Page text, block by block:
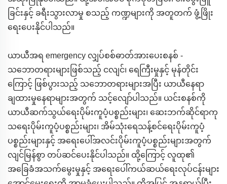
ခြင်းနှင့် ခရီးသွားလာမှု စသည့် ကဏ္ဍများကို အတူတက် ဖွံ့ဖြိုး
ရေးပေးနိုင်ပါသည်။
ယာယီအရ emergency လျှပ်စစ်ဓာတ်အားပေးစနစ် -
သဘောတရားများဖြစ်သည့် ငလျင်၊ ရေကြီးမှုနှင့် မုန်တိုင်း
ကြောင့် ဖြစ်ပွားသည့် သဘောတရားများအပြီး ယာယီနေရာ
ချထားမှုနေရာများအတွက် သင့်လျော်ပါသည်။ ယင်းစနစ်ကို
ယာယီဆက်သွယ်ရေးပိုမ်းကူပံ့ပစ္စည်းများ၊ ဆေးဘက်ဆိုင်ရာကု
သရေးပိုမ်းကူပံ့ပစ္စည်းများ၊ အိမ်သုံးရေသန့်စင်ရေးပိုမ်းကူပံ့
ပစ္စည်းများနှင့် အရေးပေါ်အလင်းပိုမ်းကူပံ့ပစ္စည်းများအတွက်
လျင်မြန်စွာ တပ်ဆင်ပေးနိုင်ပါသည်။ ထို့ကြောင့် လူထု၏
အခြေခံအသက်မွေးမှုနှင့် အရေးပေါ်ကယ်ဆယ်ရေးလုပ်ငန်းများ